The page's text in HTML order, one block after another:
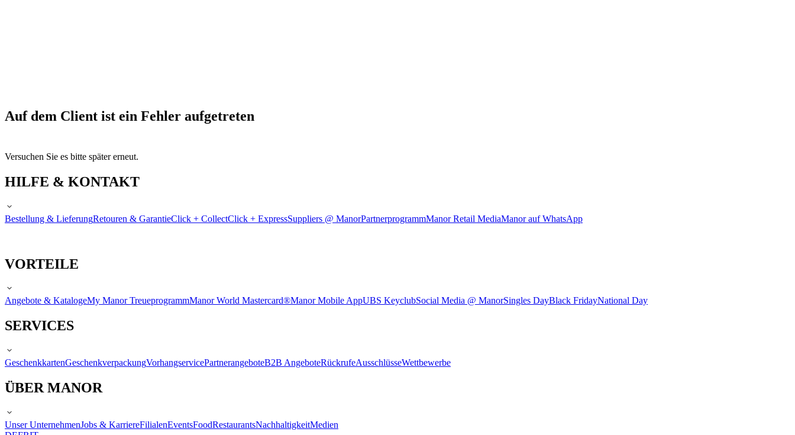
Auf dem Client ist ein Fehler aufgetreten
Versuchen Sie es bitte später erneut.
HILFE & KONTAKT
Bestellung & LieferungRetouren & GarantieClick + CollectClick + ExpressSuppliers @ ManorPartnerprogrammManor Retail MediaManor auf WhatsApp
VORTEILE
Angebote & KatalogeMy Manor TreueprogrammManor World Mastercard®Manor Mobile AppUBS KeyclubSocial Media @ ManorSingles DayBlack FridayNational Day
SERVICES
GeschenkkartenGeschenkverpackungVorhangservicePartnerangeboteB2B AngeboteRückrufeAusschlüsseWettbewerbe
ÜBER MANOR
Unser UnternehmenJobs & KarriereFilialenEventsFoodRestaurantsNachhaltigkeitMedien